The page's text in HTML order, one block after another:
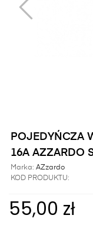
POJEDYŃCZA
16A AZZARDO
Marka: AZzardo
KOD PRODUKTU:
55,00 zł